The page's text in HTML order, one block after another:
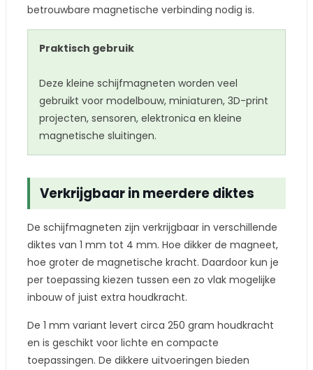
betrouwbare magnetische verbinding nodig is.
Praktisch gebruik
Deze kleine schijfmagneten worden veel
gebruikt voor modelbouw, miniaturen, 3D-print
projecten, sensoren, elektronica en kleine
magnetische sluitingen.
Verkrijgbaar in meerdere diktes
De schijfmagneten zijn verkrijgbaar in verschillende
diktes van 1 mm tot 4 mm. Hoe dikker de magneet,
hoe groter de magnetische kracht. Daardoor kun je
per toepassing kiezen tussen een zo vlak mogelijke
inbouw of juist extra houdkracht.
De 1 mm variant levert circa 250 gram houdkracht
en is geschikt voor lichte en compacte
toepassingen. De dikkere uitvoeringen bieden